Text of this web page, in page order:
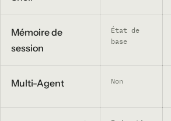
Mémoire de
session
État de
base
Multi-Agent Non